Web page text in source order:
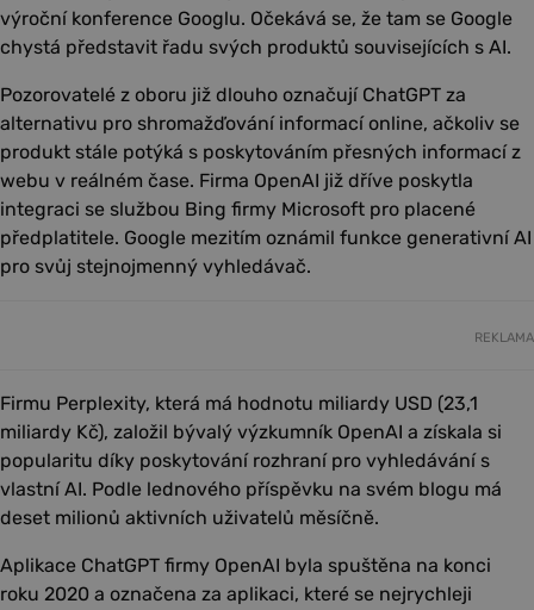
výroční konference Googlu. Očekává se, že tam se Google
chystá představit řadu svých produktů souvisejících s AI.
Pozorovatelé z oboru již dlouho označují ChatGPT za
alternativu pro shromažďování informací online, ačkoliv se
produkt stále potýká s poskytováním přesných informací z
webu v reálném čase. Firma OpenAI již dříve poskytla
integraci se službou Bing firmy Microsoft pro placené
předplatitele. Google mezitím oznámil funkce generativní AI
pro svůj stejnojmenný vyhledávač.
REKLAMA
Firmu Perplexity, která má hodnotu miliardy USD (23,1
miliardy Kč), založil bývalý výzkumník OpenAI a získala si
popularitu díky poskytování rozhraní pro vyhledávání s
vlastní AI. Podle lednového příspěvku na svém blogu má
deset milionů aktivních uživatelů měsíčně.
Aplikace ChatGPT firmy OpenAI byla spuštěna na konci
roku 2020 a označena za aplikaci, které se nejrychleji